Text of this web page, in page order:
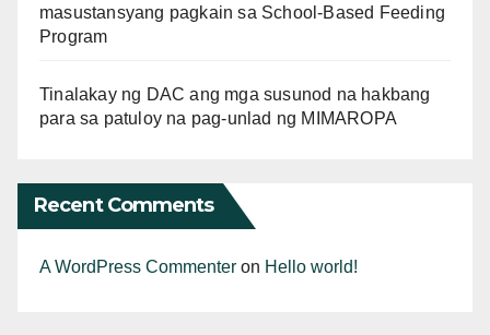
masustansyang pagkain sa School-Based Feeding
Program
Tinalakay ng DAC ang mga susunod na hakbang
para sa patuloy na pag-unlad ng MIMAROPA
Recent Comments
A WordPress Commenter on Hello world!